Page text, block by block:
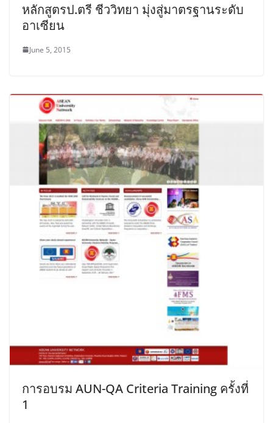
หลักสูตรป.ตรี ชีววิทยา มุ่งสู่มาตรฐานระดับ
อาเซียน
June 5, 2015
การอบรม AUN-QA Criteria Training ครั้งที่
1